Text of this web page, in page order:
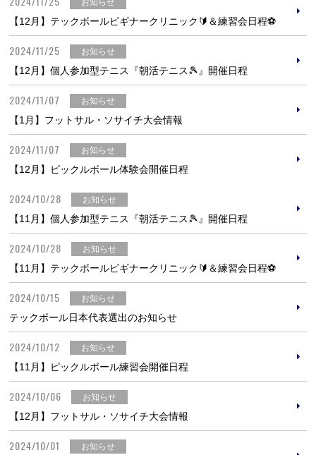
お知らせ
【12月】テックボールビギナークリニック🔰＆練習会日程⚽
2024/11/25 お知らせ
【12月】個人参加型テニス『朝活テニス🎾』開催日程
2024/11/07 お知らせ
【1月】フットサル・ソサイチ大会情報
2024/11/07 お知らせ
【12月】ピックルボール体験会開催日程
2024/10/28 お知らせ
【11月】個人参加型テニス『朝活テニス🎾』開催日程
2024/10/28 お知らせ
【11月】テックボールビギナークリニック🔰＆練習会日程⚽
2024/10/15 お知らせ
テックボール日本代表選出のお知らせ
2024/10/12 お知らせ
【11月】ピックルボール練習会開催日程
2024/10/06 お知らせ
【12月】フットサル・ソサイチ大会情報
2024/10/01 お知らせ